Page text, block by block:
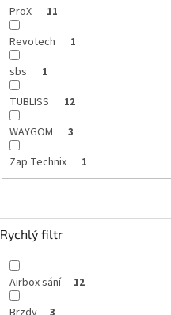
ProX 11
Revotech 1
sbs 1
TUBLISS 12
WAYGOM 3
Zap Technix 1
Rychlý filtr
Airbox sání 12